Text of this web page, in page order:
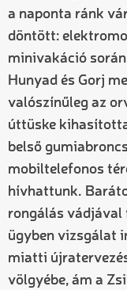
a naponta ránk
döntött:
minivakáció
Hunyad és Gorj
valószínűleg az
úttüske
belső
mobiltelefonos
hívhattunk.
rongálás vádjával
ügyben vizsgálat
miatti
völgyébe, ám a